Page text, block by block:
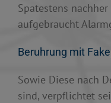
Spatestens
aufgebraucht
Beruhrung mit
Sowie Diese nach
sind, verpflichtet